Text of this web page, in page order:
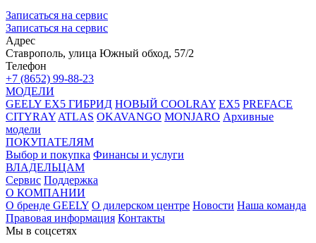
Записаться на сервис
Записаться на сервис
Адрес
Ставрополь, улица Южный обход, 57/2
Телефон
+7 (8652) 99-88-23
МОДЕЛИ
GEELY EX5 ГИБРИД НОВЫЙ COOLRAY EX5 PREFACE
CITYRAY ATLAS OKAVANGO MONJARO Архивные
модели
ПОКУПАТЕЛЯМ
Выбор и покупка Финансы и услуги
ВЛАДЕЛЬЦАМ
Сервис Поддержка
О КОМПАНИИ
О бренде GEELY О дилерском центре Новости Наша команда
Правовая информация Контакты
Мы в соцсетях